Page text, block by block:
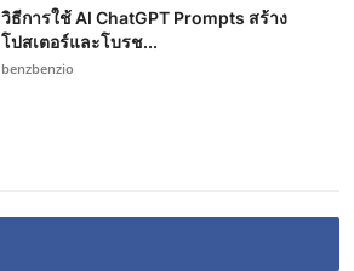
วิธีการใช้ AI ChatGPT Prompts สร้าง
โปสเตอร์และโบรช...
benzbenzio